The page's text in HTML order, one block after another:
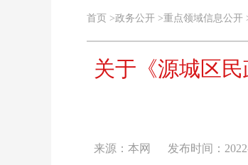
首页 >政务公开 >重点领域信息公开
关于《源城区
来源：本网 发布时间：